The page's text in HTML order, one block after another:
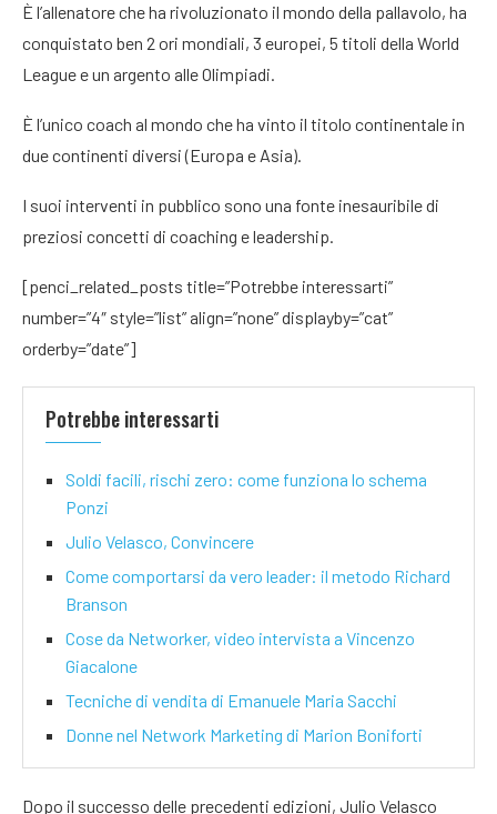
È l’allenatore che ha rivoluzionato il mondo della pallavolo, ha
conquistato ben 2 ori mondiali, 3 europei, 5 titoli della World
League e un argento alle Olimpiadi.
È l’unico coach al mondo che ha vinto il titolo continentale in
due continenti diversi (Europa e Asia).
I suoi interventi in pubblico sono una fonte inesauribile di
preziosi concetti di coaching e leadership.
[penci_related_posts title=”Potrebbe interessarti”
number=”4″ style=”list” align=”none” displayby=”cat”
orderby=”date”]
Potrebbe interessarti
Soldi facili, rischi zero: come funziona lo schema
Ponzi
Julio Velasco, Convincere
Come comportarsi da vero leader: il metodo Richard
Branson
Cose da Networker, video intervista a Vincenzo
Giacalone
Tecniche di vendita di Emanuele Maria Sacchi
Donne nel Network Marketing di Marion Boniforti
Dopo il successo delle precedenti edizioni, Julio Velasco